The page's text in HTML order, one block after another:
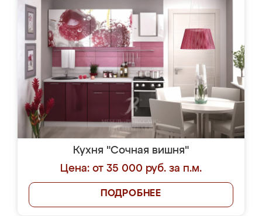
Кухня "Сочная вишня"
Цена: от 35 000 руб. за п.м.
ПОДРОБНЕЕ